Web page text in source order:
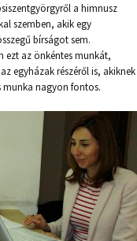
a himnusz
szemben, akik egy
bírságot sem.
ezt az önkéntes munkát,
egyházak részéről is, akiknek
munka nagyon fontos.